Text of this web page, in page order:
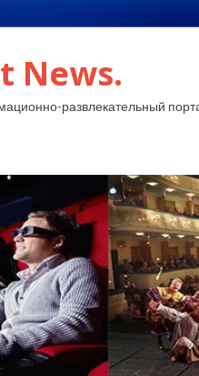
News.
развлекательный